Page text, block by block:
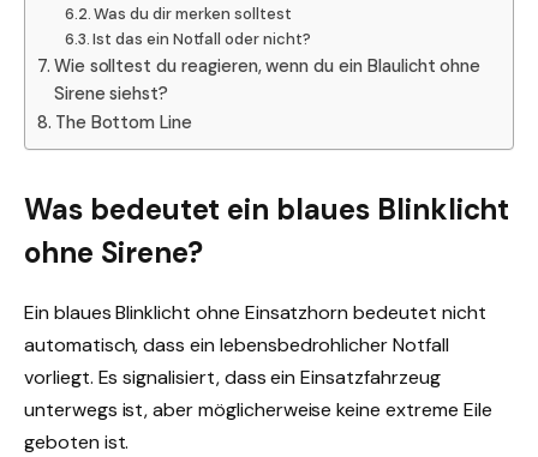
Was du dir merken solltest
Ist das ein Notfall oder nicht?
Wie solltest du reagieren, wenn du ein Blaulicht ohne
Sirene siehst?
The Bottom Line
Was bedeutet ein blaues Blinklicht
ohne Sirene?
Ein blaues Blinklicht ohne Einsatzhorn bedeutet nicht
automatisch, dass ein lebensbedrohlicher Notfall
vorliegt. Es signalisiert, dass ein Einsatzfahrzeug
unterwegs ist, aber möglicherweise keine extreme Eile
geboten ist.